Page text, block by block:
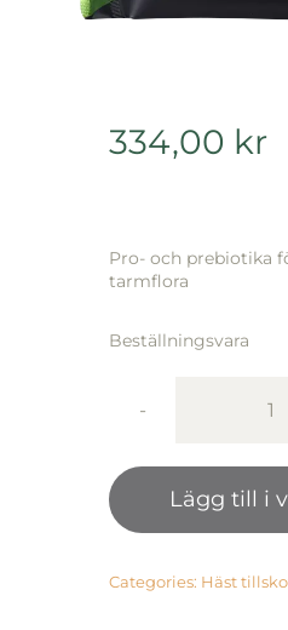
334,00 kr
Pro- och prebiotika
tarmflora
Beställningsvara
Lägg till i
Categories: Häst